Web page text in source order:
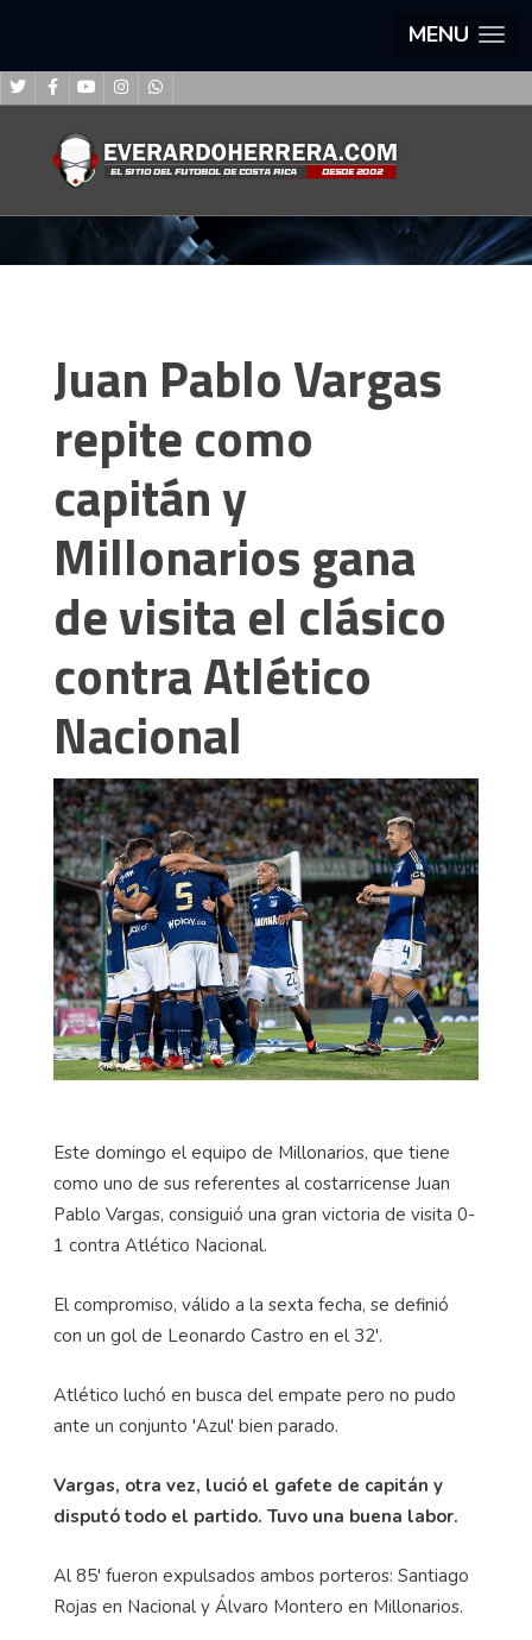
MENU
Juan Pablo Vargas
repite como
capitán y
Millonarios gana
de visita el clásico
contra Atlético
Nacional
Este domingo el equipo de Millonarios, que tiene
como uno de sus referentes al costarricense Juan
Pablo Vargas, consiguió una gran victoria de visita 0-
1 contra Atlético Nacional.
El compromiso, válido a la sexta fecha, se definió
con un gol de Leonardo Castro en el 32'.
Atlético luchó en busca del empate pero no pudo
ante un conjunto 'Azul' bien parado.
Vargas, otra vez, lució el gafete de capitán y
disputó todo el partido. Tuvo una buena labor.
Al 85' fueron expulsados ambos porteros: Santiago
Rojas en Nacional y Álvaro Montero en Millonarios.